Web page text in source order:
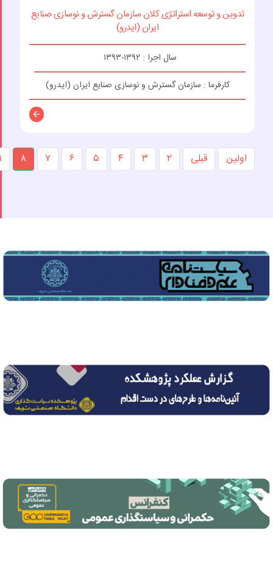
تدوین و توسعه استراتژی کلان سازمان گسترش و نوسازی صنایع
ایران (ایدرو)
سال اجرا : ۱۳۹۲-۱۳۹۳
کارفرما : سازمان گسترش و نوسازی صنایع ایران (ایدرو)
اولین
قبلی ۲ ۳ ۴ ۵ ۶ ۷ ۸